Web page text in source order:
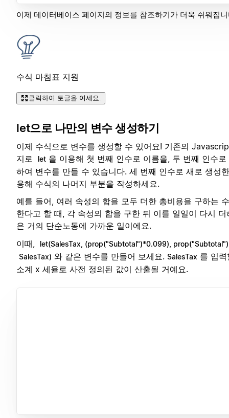
이제 데이터베이스 페이지의 정보를 참조하기가 더욱 쉬워집
수식 마침표 지원
클릭하여 토글을 여세요.
let으로 나만의 변수 생성하기
이제 수식으로 변수를 생성할 수 있어요! 기존의
지로
let 을 이용해 첫 번째 인수로 이름을, 두 번째 인수
하여 변수를 만들 수 있습니다. 세 번째 인수로 새로 생성
용해 수식의 나머지 부분을 작성하세요.
예를 들어, 여러 속성의 합을 모두 더한 총비용을 구하는
한다고 할 때, 각 속성의 합을 구한 뒤 이를 일일이 다시 더
은 거의 단순노동에 가까운 일이에요.
이때,
let(SalesTax, (prop("Subtotal")*0.099),
SalesTax) 와 같은 변수를 만들어 보세요. SalesTax 를 입
소계 x 세율로 사전 정의된 값이 산출될 거예요.